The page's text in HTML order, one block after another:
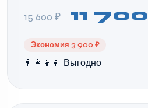
15 600 ₽ 11 700
Экономия 3 900 ₽
👨‍👩‍👧‍👦 Выгодно